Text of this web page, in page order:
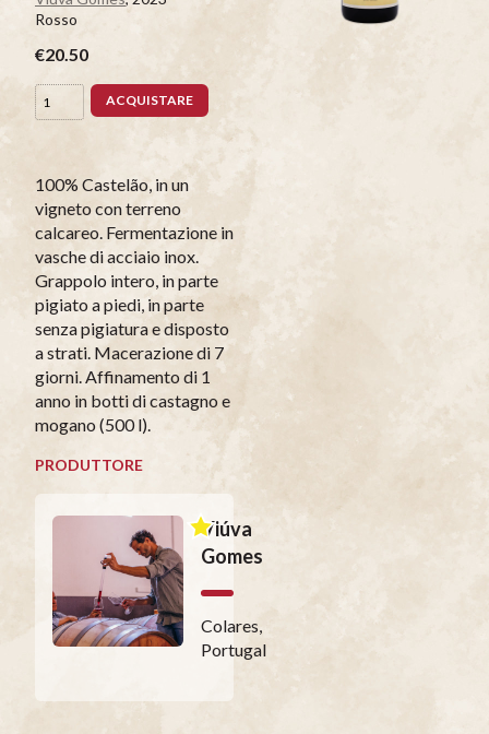
Rosso
€20.50
ACQUISTARE
100% Castelão, in un
vigneto con terreno
calcareo. Fermentazione in
vasche di acciaio inox.
Grappolo intero, in parte
pigiato a piedi, in parte
senza pigiatura e disposto
a strati. Macerazione di 7
giorni. Affinamento di 1
anno in botti di castagno e
mogano (500 l).
PRODUTTORE
Viúva
Gomes
Colares,
Portugal